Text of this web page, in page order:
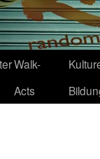
Walk-
Acts